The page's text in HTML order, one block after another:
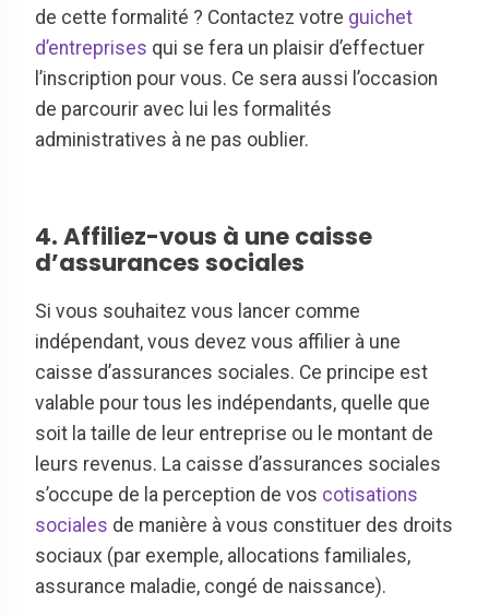
de cette formalité ? Contactez votre guichet
d’entreprises qui se fera un plaisir d’effectuer
l’inscription pour vous. Ce sera aussi l’occasion
de parcourir avec lui les formalités
administratives à ne pas oublier.
4. Affiliez-vous à une caisse
d’assurances sociales
Si vous souhaitez vous lancer comme
indépendant, vous devez vous affilier à une
caisse d’assurances sociales. Ce principe est
valable pour tous les indépendants, quelle que
soit la taille de leur entreprise ou le montant de
leurs revenus. La caisse d’assurances sociales
s’occupe de la perception de vos cotisations
sociales de manière à vous constituer des droits
sociaux (par exemple, allocations familiales,
assurance maladie, congé de naissance).